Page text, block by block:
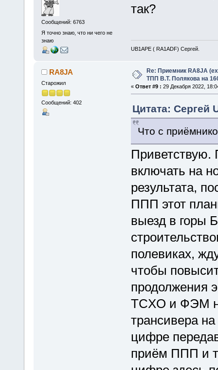
Сообщений: 6763
Я точно знаю, что ни чего не
знаю
так?
UB1APE ( RA1ADF) Сергей.
RA8JA
Старожил
Сообщений: 402
Re: Приемник RA8JA
ТПП В.Т. Полякова на
« Ответ #9 : 29 Декабря 2022,
Цитата: Сергей
Что с
Приветствую.
включать на
результата,
ППП этот
выезд в горы
полевиках,
чтобы
продолжения
TCXO и ФЭМ
трансивера
цифре
приём ППП и